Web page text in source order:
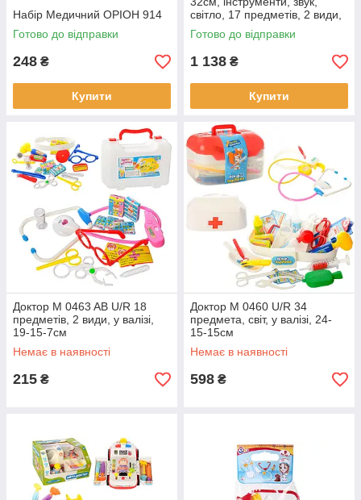
Набір Медичний ОРІОН 914
Готово до відправки
248 ₴
Купити
світло, 17 предметів, 2 види,
батарейки (таблетки).
Готово до відправки
1 138 ₴
Купити
Доктор M 0463 AB U/R 18
предметів, 2 види, у валізі,
19-15-7см
Немає в наявності
215 ₴
Доктор M 0460 U/R 34
предмета, світ, у валізі, 24-
15-15см
Немає в наявності
598 ₴